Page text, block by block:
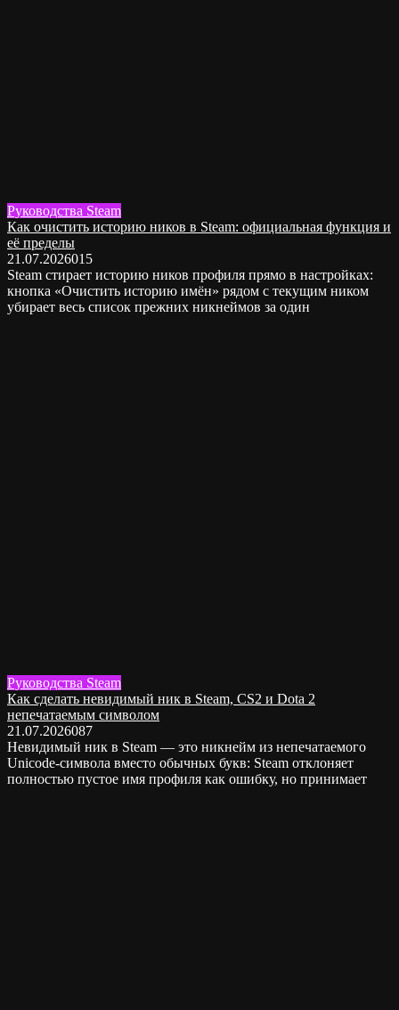
Руководства Steam
Как очистить историю ников в Steam: официальная функция и
её пределы
21.07.2026015
Steam стирает историю ников профиля прямо в настройках:
кнопка «Очистить историю имён» рядом с текущим ником
убирает весь список прежних никнеймов за один
Руководства Steam
Как сделать невидимый ник в Steam, CS2 и Dota 2
непечатаемым символом
21.07.2026087
Невидимый ник в Steam — это никнейм из непечатаемого
Unicode-символа вместо обычных букв: Steam отклоняет
полностью пустое имя профиля как ошибку, но принимает